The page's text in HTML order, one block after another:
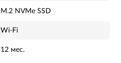
M.2 NVMe SSD
Wi-Fi
12 мес.